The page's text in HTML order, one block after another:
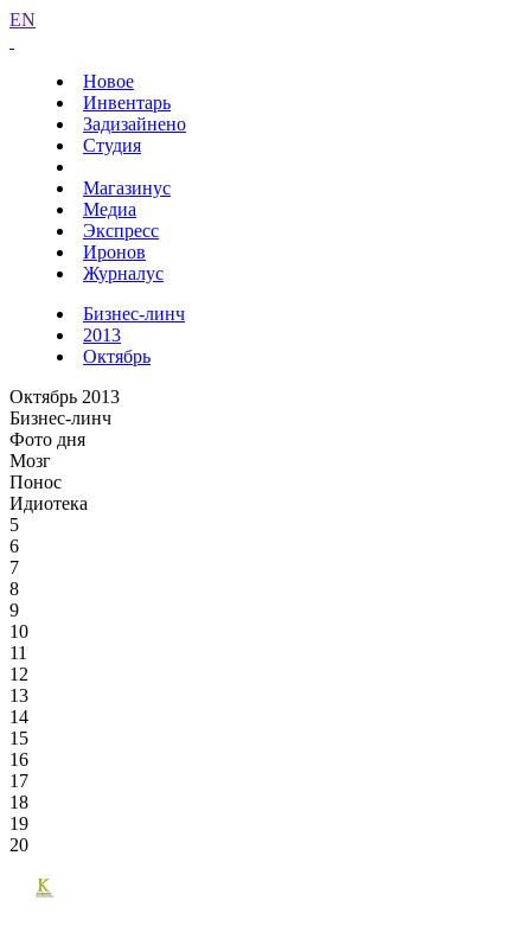
EN
Новое
Инвентарь
Задизайнено
Студия
Магазинус
Медиа
Экспресс
Иронов
Журналус
Бизнес-линч
2013
Октябрь
Октябрь 2013
Бизнес-линч
Фото дня
Мозг
Понос
Идиотека
5
6
7
8
9
10
11
12
13
14
15
16
17
18
19
20